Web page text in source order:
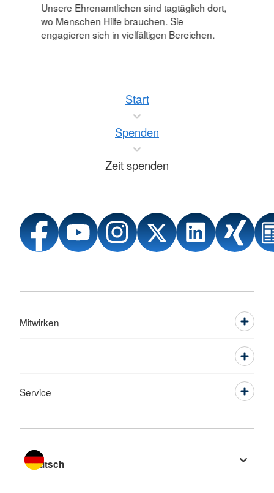
Unsere Ehrenamtlichen sind tagtäglich dort,
wo Menschen Hilfe brauchen. Sie
engagieren sich in vielfältigen Bereichen.
Start
Spenden
Zeit spenden
Mitwirken
Service
Sprache wechseln zu